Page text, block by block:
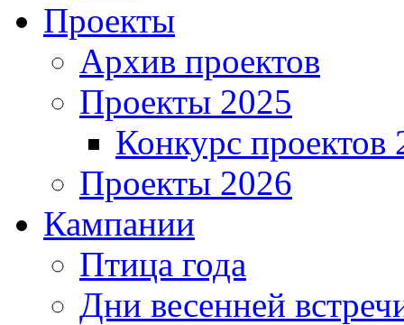
Проекты
Архив проектов
Проекты 2025
Конкурс проектов
Проекты 2026
Кампании
Птица года
Дни весенней